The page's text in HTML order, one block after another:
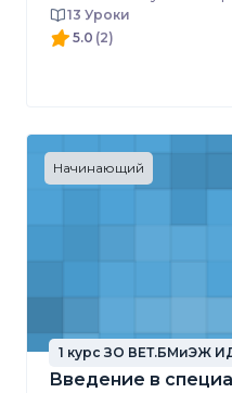
систематике и
свойствах
биологических
13 Уроки
5.0 (2)
Начинающий
1 курс ЗО ВЕТ.БМиЭЖ
Введение в